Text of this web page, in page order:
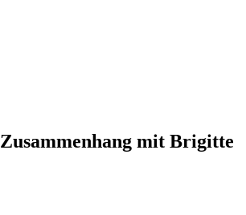
mit Brigitte